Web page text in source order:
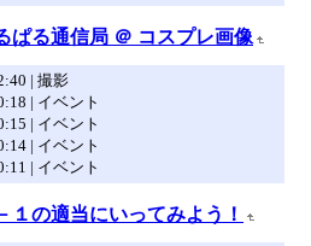
ぱる通信局 ＠ コスプレ画像
| 撮影
| イベント
| イベント
| イベント
| イベント
１の適当にいってみよう！